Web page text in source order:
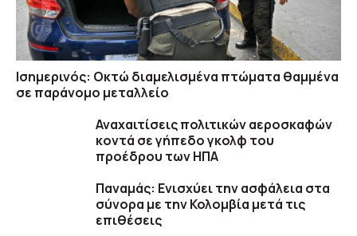
Ισημερινός: Οκτώ διαμελισμένα πτώματα θαμμένα
σε παράνομο μεταλλείο
Αναχαιτίσεις πολιτικών αεροσκαφών
κοντά σε γήπεδο γκολφ του
προέδρου των ΗΠΑ
Παναμάς: Ενισχύει την ασφάλεια στα
σύνορα με την Κολομβία μετά τις
επιθέσεις